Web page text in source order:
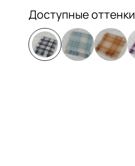
Доступные оттенки